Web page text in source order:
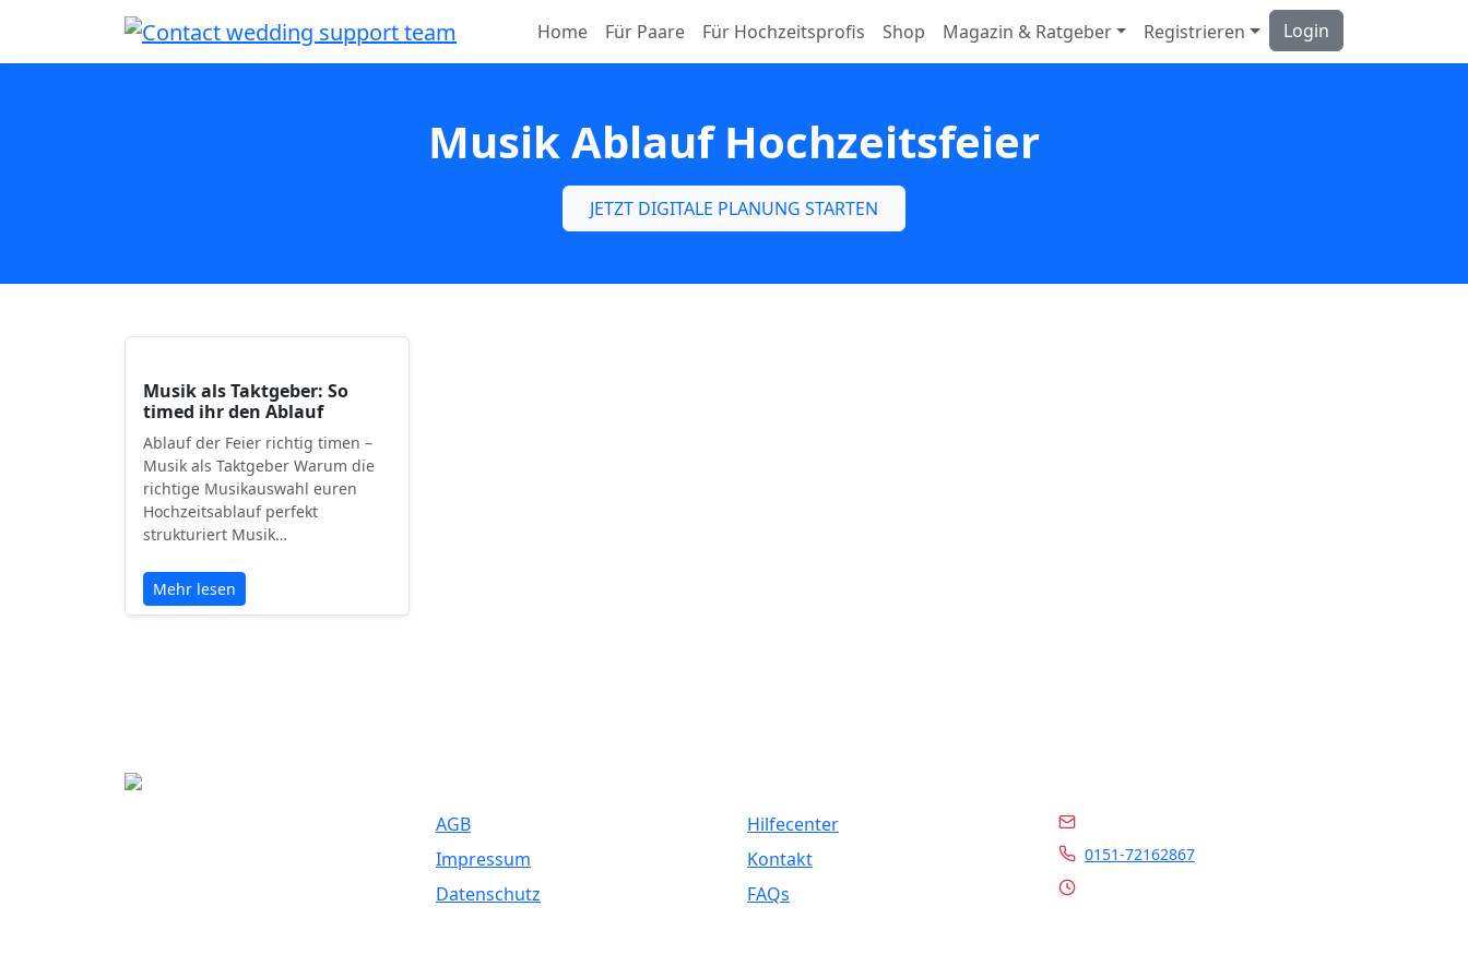
Home Für Paare Für Hochzeitsprofis Shop Magazin & Ratgeber Registrieren Login
Musik Ablauf Hochzeitsfeier
JETZT DIGITALE PLANUNG STARTEN
Musik als Taktgeber: So
timed ihr den Ablauf
Ablauf der Feier richtig timen –
Musik als Taktgeber Warum die
richtige Musikauswahl euren
Hochzeitsablauf perfekt
strukturiert Musik…
Mehr lesen
AGB
Impressum
Datenschutz
Hilfecenter
Kontakt
FAQs
0151-72162867